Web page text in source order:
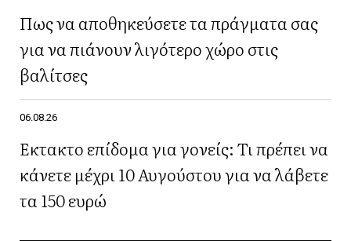
Πως να αποθηκεύσετε τα πράγματα σας
για να πιάνουν λιγότερο χώρο στις
βαλίτσες
06.08.26
Έκτακτο επίδομα για γονείς: Τι πρέπει να
κάνετε μέχρι 10 Αυγούστου για να λάβετε
τα 150 ευρώ